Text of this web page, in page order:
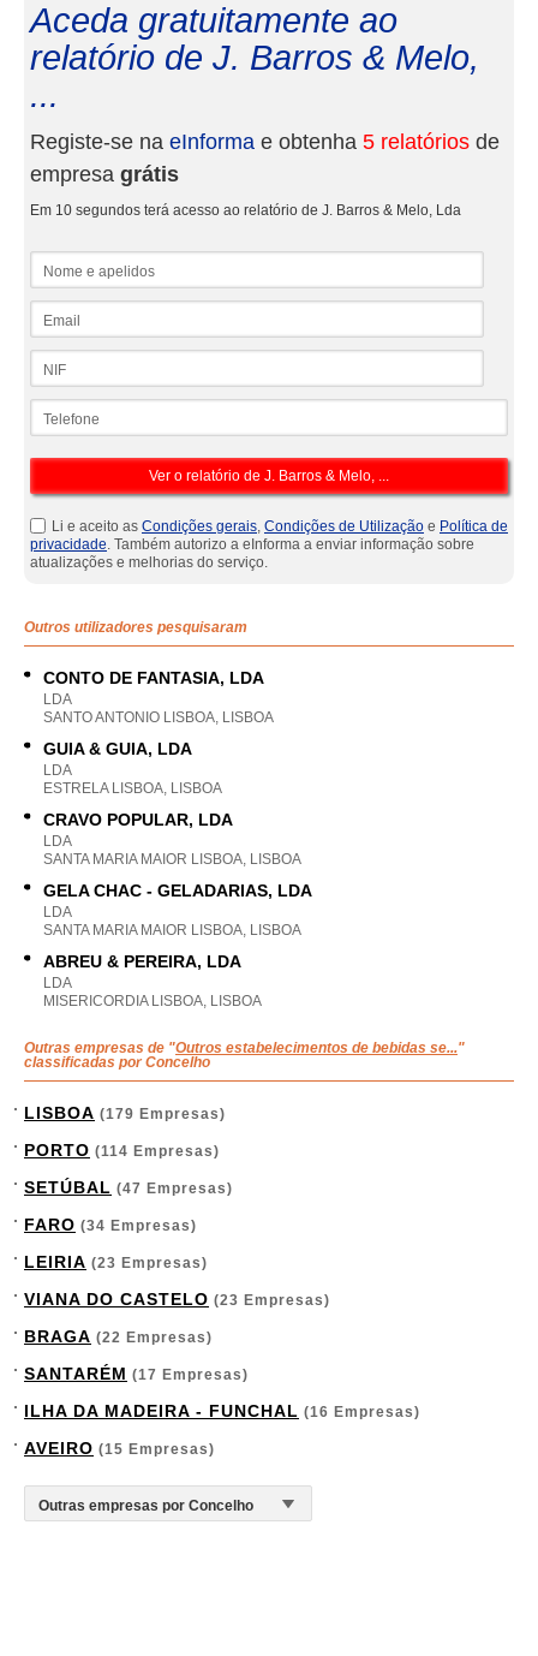
Aceda gratuitamente ao
relatório de J. Barros & Melo,
...
Registe-se na eInforma e obtenha 5 relatórios de
empresa grátis
Em 10 segundos terá acesso ao relatório de J. Barros & Melo, Lda
Li e aceito as Condições gerais, Condições de Utilização e Política de
privacidade. Também autorizo a eInforma a enviar informação sobre
atualizações e melhorias do serviço.
Outros utilizadores pesquisaram
CONTO DE FANTASIA, LDA
LDA
SANTO ANTONIO LISBOA, LISBOA
GUIA & GUIA, LDA
LDA
ESTRELA LISBOA, LISBOA
CRAVO POPULAR, LDA
LDA
SANTA MARIA MAIOR LISBOA, LISBOA
GELA CHAC - GELADARIAS, LDA
LDA
SANTA MARIA MAIOR LISBOA, LISBOA
ABREU & PEREIRA, LDA
LDA
MISERICORDIA LISBOA, LISBOA
Outras empresas de "Outros estabelecimentos de bebidas se..."
classificadas por Concelho
LISBOA (179 Empresas)
PORTO (114 Empresas)
SETÚBAL (47 Empresas)
FARO (34 Empresas)
LEIRIA (23 Empresas)
VIANA DO CASTELO (23 Empresas)
BRAGA (22 Empresas)
SANTARÉM (17 Empresas)
ILHA DA MADEIRA - FUNCHAL (16 Empresas)
AVEIRO (15 Empresas)